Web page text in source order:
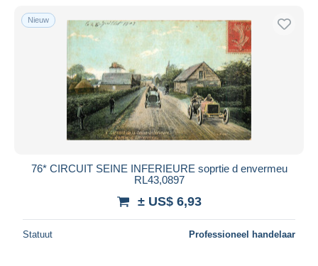
Nieuw
76* CIRCUIT SEINE INFERIEURE soprtie d envermeu
RL43,0897
± US$ 6,93
Statuut Professioneel handelaar